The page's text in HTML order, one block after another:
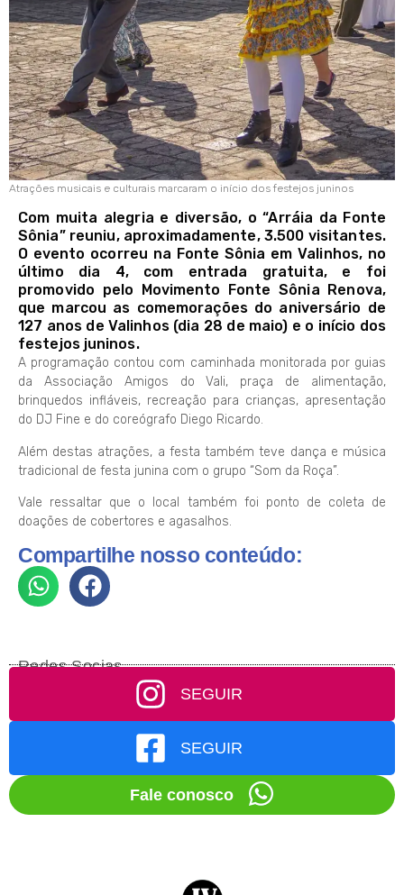
Atrações musicais e culturais marcaram o início dos festejos juninos
Com muita alegria e diversão, o “Arráia da Fonte
Sônia” reuniu, aproximadamente, 3.500 visitantes.
O evento ocorreu na Fonte Sônia em Valinhos, no
último dia 4, com entrada gratuita, e foi
promovido pelo Movimento Fonte Sônia Renova,
que marcou as comemorações do aniversário de
127 anos de Valinhos (dia 28 de maio) e o início dos
festejos juninos.
A programação contou com caminhada monitorada por guias
da Associação Amigos do Vali, praça de alimentação,
brinquedos infláveis, recreação para crianças, apresentação
do DJ Fine e do coreógrafo Diego Ricardo.
Além destas atrações, a festa também teve dança e música
tradicional de festa junina com o grupo “Som da Roça”.
Vale ressaltar que o local também foi ponto de coleta de
doações de cobertores e agasalhos.
Compartilhe nosso conteúdo:
Redes Socias
SEGUIR
SEGUIR
Fale conosco